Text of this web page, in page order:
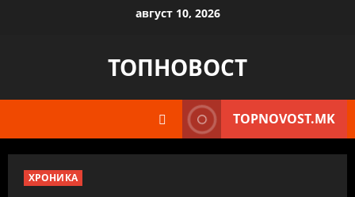
август 10, 2026
ТОПНОВОСТ
TOPNOVOST.MK
ХРОНИКА